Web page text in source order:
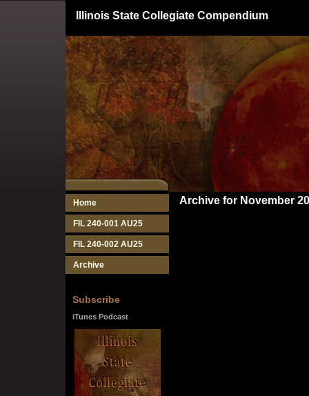
Illinois State Collegiate Compendium
Home
FIL 240-001 AU25
FIL 240-002 AU25
Archive
Subscribe
iTunes Podcast
Archive for November